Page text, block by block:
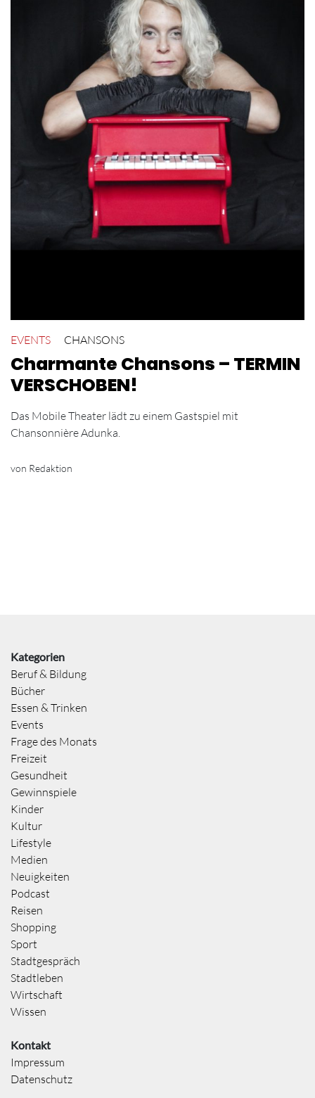
EVENTS CHANSONS
Charmante Chansons – TERMIN
VERSCHOBEN!
Das Mobile Theater lädt zu einem Gastspiel mit
Chansonnière Adunka.
von Redaktion
Kategorien
Beruf & Bildung
Bücher
Essen & Trinken
Events
Frage des Monats
Freizeit
Gesundheit
Gewinnspiele
Kinder
Kultur
Lifestyle
Medien
Neuigkeiten
Podcast
Reisen
Shopping
Sport
Stadtgespräch
Stadtleben
Wirtschaft
Wissen
Kontakt
Impressum
Datenschutz